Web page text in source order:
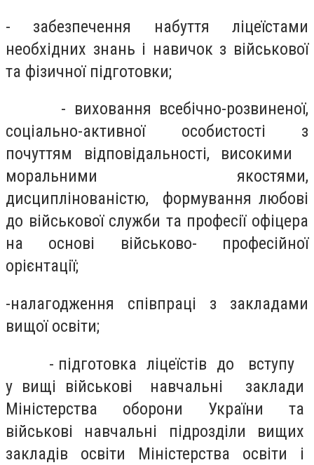
- забезпечення набуття ліцеїстами
необхідних знань і навичок з військової
та фізичної підготовки;
- виховання всебічно-розвиненої,
соціально-активної особистості з
почуттям відповідальності, високими
моральними якостями,
дисциплінованістю, формування любові
до військової служби та професії офіцера
на основі військово- професійної
орієнтації;
-налагодження співпраці з закладами
вищої освіти;
- підготовка ліцеїстів до вступу
у вищі військові навчальні заклади
Міністерства оборони України та
військові навчальні підрозділи вищих
закладів освіти Міністерства освіти і